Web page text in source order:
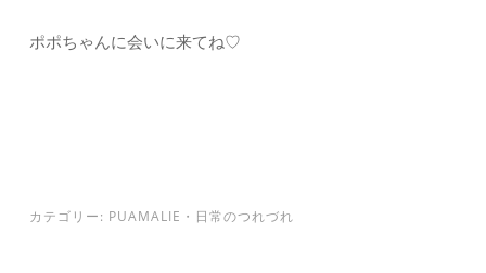
ポポちゃんに会いに来てね♡
カテゴリー: PUAMALIE ・ 日常のつれづれ